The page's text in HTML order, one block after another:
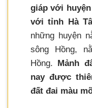
giáp với huyện
với tỉnh Hà
những huyện
sông Hồng,
Hồng.
Mảnh
nay được
đất đai màu